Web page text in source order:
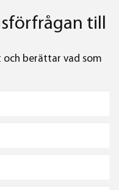
till
berättar vad som